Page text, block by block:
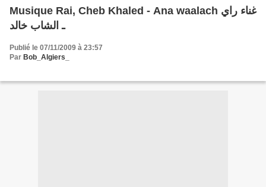
Musique Rai, Cheb Khaled - Ana waalach غناء راي
ـ الشاب خالد
Publié le 07/11/2009 à 23:57
Par Bob_Algiers_